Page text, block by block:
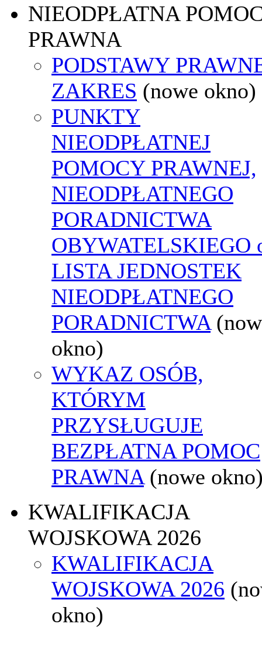
NIEODPŁATNA
PRAWNA
PODSTAWY
ZAKRES (nowe okno)
PUNKTY
NIEODPŁATNEJ
POMOCY PRAWNEJ,
NIEODPŁATNEGO
PORADNICTWA
OBYWATELSKIEGO
LISTA JEDNOSTEK
NIEODPŁATNEGO
PORADNICTWA
okno)
WYKAZ OSÓB,
KTÓRYM
PRZYSŁUGUJE
BEZPŁATNA POMOC
PRAWNA (nowe
KWALIFIKACJA
WOJSKOWA 2026
KWALIFIKACJA
WOJSKOWA 2026
okno)